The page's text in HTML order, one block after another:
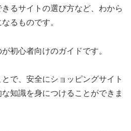
るサイトの選び方など、わから
るものです。
初心者向けのガイドです。
で、安全にショッピングサイト
知識を身につけることができま